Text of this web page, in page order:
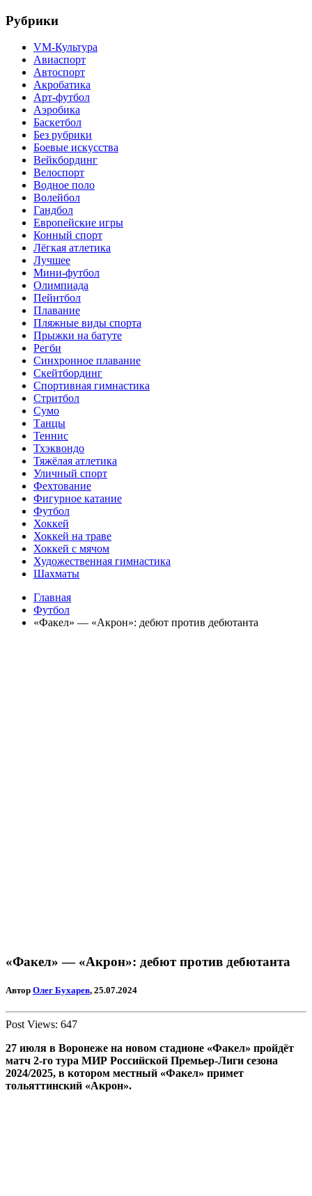
Рубрики
VM-Культура
Авиаспорт
Автоспорт
Акробатика
Арт-футбол
Аэробика
Баскетбол
Без рубрики
Боевые искусства
Вейкбординг
Велоспорт
Водное поло
Волейбол
Гандбол
Европейские игры
Конный спорт
Лёгкая атлетика
Лучшее
Мини-футбол
Олимпиада
Пейнтбол
Плавание
Пляжные виды спорта
Прыжки на батуте
Регби
Синхронное плавание
Скейтбординг
Спортивная гимнастика
Стритбол
Сумо
Танцы
Теннис
Тхэквондо
Тяжёлая атлетика
Уличный спорт
Фехтование
Фигурное катание
Футбол
Хоккей
Хоккей на траве
Хоккей с мячом
Художественная гимнастика
Шахматы
Главная
Футбол
«Факел» — «Акрон»: дебют против дебютанта
«Факел» — «Акрон»: дебют против дебютанта
Автор Олег Бухарев, 25.07.2024
Post Views: 647
27 июля в Воронеже на новом стадионе «Факел» пройдёт
матч 2-го тура МИР Российской Премьер-Лиги сезона
2024/2025, в котором местный «Факел» примет
тольяттинский «Акрон».